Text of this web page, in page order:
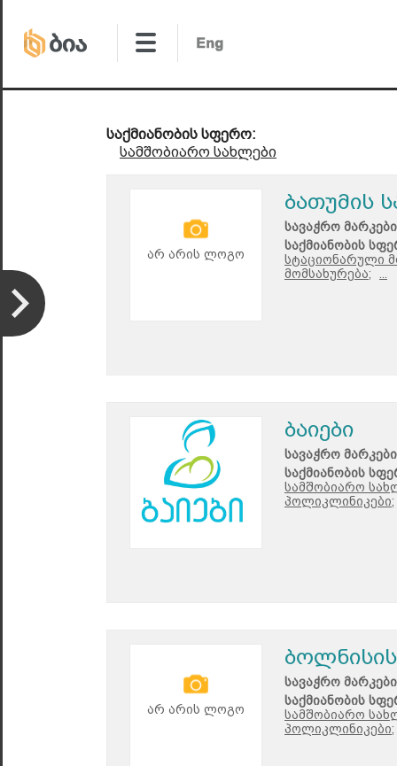
საქმიანობის სფერო:
სამშობიარო სახლები
არ არის ლოგო
ბათუმის
სავაჭრო
საქმიანობის
სტაციონარული
მომსახურება;
ბაიები
სავაჭრო
საქმიანობის
სამშობიარო
პოლიკლინიკები;
არ არის ლოგო
სავაჭრო
საქმიანობის
სამშობიარო
პოლიკლინიკები;